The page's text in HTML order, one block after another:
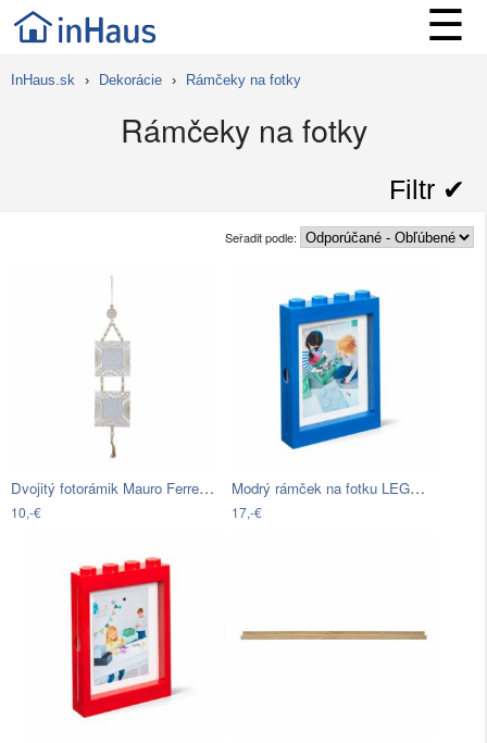
☰
InHaus.sk › Dekorácie › Rámčeky na fotky
Rámčeky na fotky
Filtr ✔︎
Seřadit podle:
Dvojitý fotorámik Mauro Ferretti Cancun…
10,-€
Modrý rámček na fotku LEGO®, 19,3 x 4,7…
17,-€